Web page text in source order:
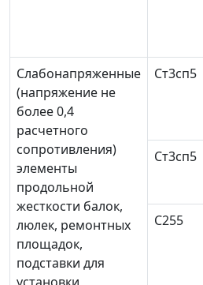
Слабонапряженные
(напряжение не
более 0,4
расчетного
сопротивления)
элементы
продольной
жесткости балок,
люлек, ремонтных
площадок,
подставки для
Ст3сп5
Ст3сп5
С255